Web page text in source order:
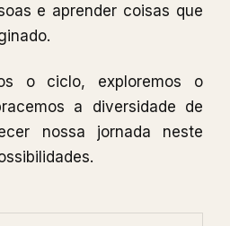
e aprender coisas que
o ciclo, exploremos o
a diversidade de
nossa jornada neste